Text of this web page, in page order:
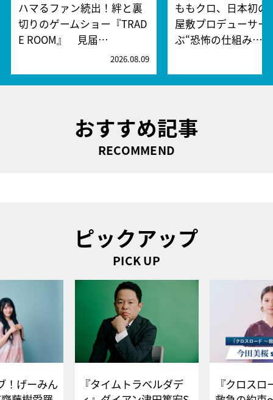
ハマるファン続出！絆と裏
切りのゲームショー『TRAD
E ROOM』 見届…
2026.08.09
ももクロ、日本初の
屋敷プロデューサー
ぶ“恐怖の仕組み…
おすすめ記事
RECOMMEND
ピックアップ
PICK UP
！げーみん
『タイムトラベルダデ
『クロス